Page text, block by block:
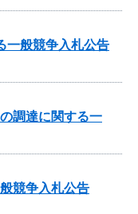
一般競争入札公告
調達に関する一
競争入札公告